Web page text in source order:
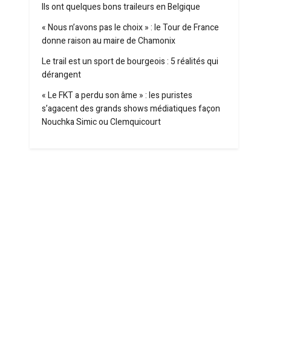
Ils ont quelques bons traileurs en Belgique
« Nous n’avons pas le choix » : le Tour de France
donne raison au maire de Chamonix
Le trail est un sport de bourgeois : 5 réalités qui
dérangent
« Le FKT a perdu son âme » : les puristes
s’agacent des grands shows médiatiques façon
Nouchka Simic ou Clemquicourt